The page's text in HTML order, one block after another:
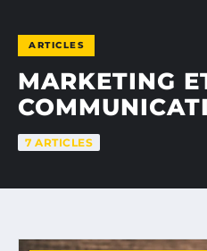
ARTICLES
MARKETING
7 ARTICLES